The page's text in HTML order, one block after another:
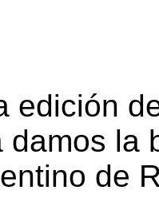
edición
damos la
de